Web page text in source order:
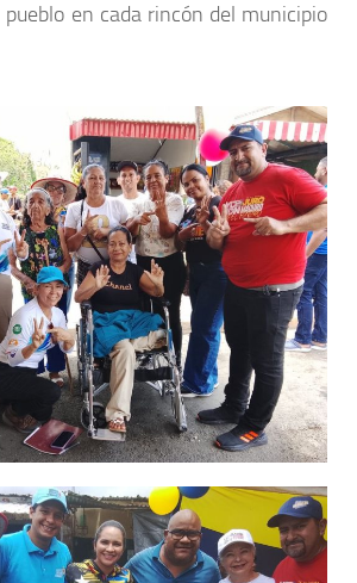
en cada rincón del municipio